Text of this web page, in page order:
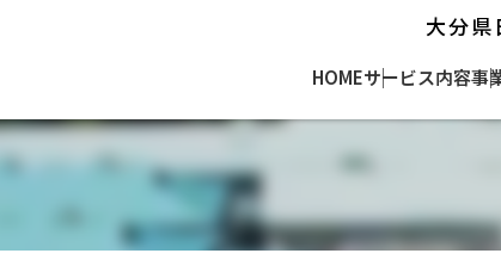
HOMEサービス内容
ショートステイ
事
大分